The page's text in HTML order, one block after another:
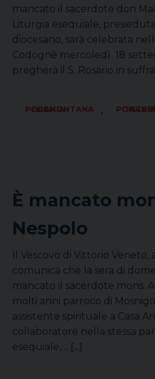
mancato il sacerdote don
Liturgia esequiale,
diocesano, sarà celebrata
Codognè mercoledì 18
pregherà il S. Rosario in
FORANIA PEDEMONTANA
, FORANIA
È mancato
Nespolo
Il Vescovo di Vittorio Veneto,
comunica che la sera di
mancato il sacerdote mons.
molti anni parroco di
assistente spirituale a Casa
collaboratore nella stessa
esequiale,… [...]